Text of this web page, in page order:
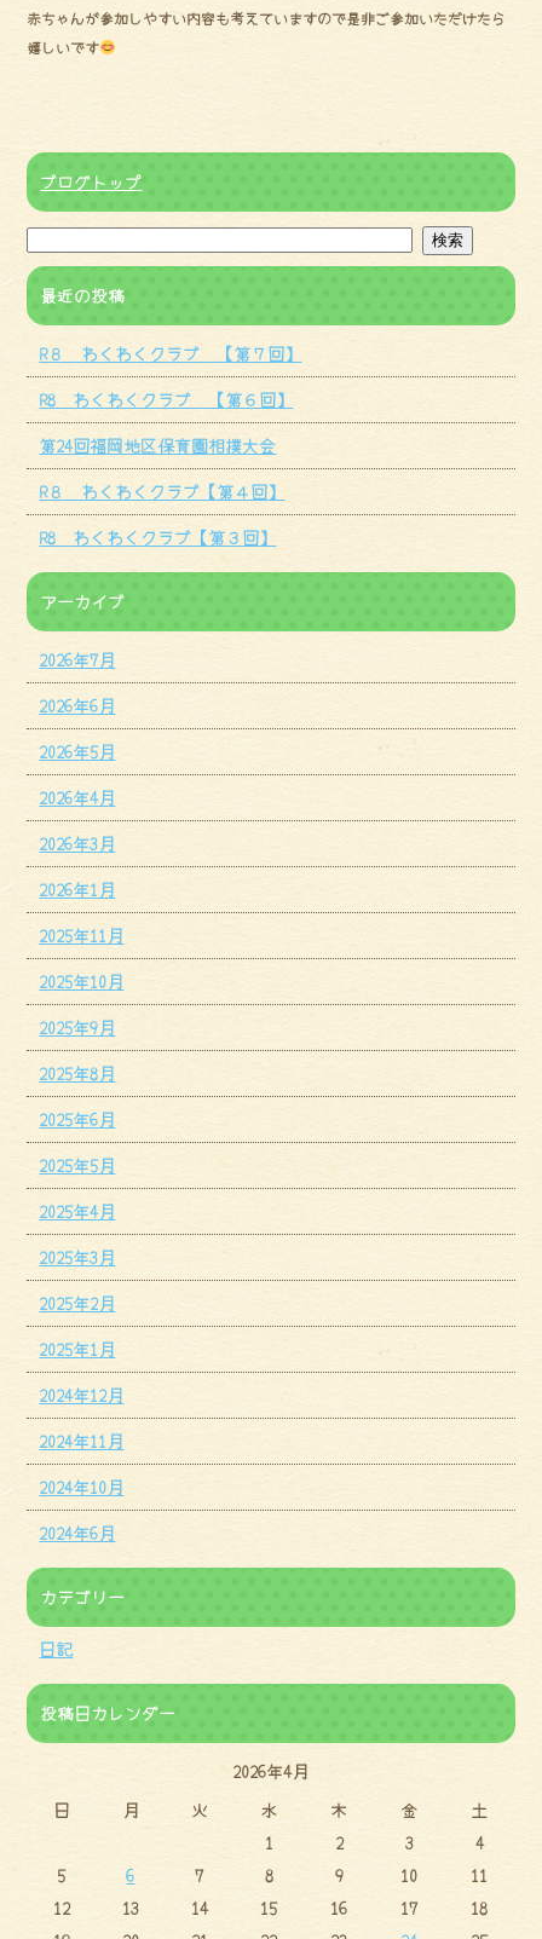
赤ちゃんが参加しやすい内容も考えていますので是非ご参加いただけたら
嬉しいです
ブログトップ
最近の投稿
R８ わくわくクラブ 【第７回】
R8 わくわくクラブ 【第６回】
第24回福岡地区保育園相撲大会
R８ わくわくクラブ【第４回】
R8 わくわくクラブ【第３回】
アーカイブ
2026年7月
2026年6月
2026年5月
2026年4月
2026年3月
2026年1月
2025年11月
2025年10月
2025年9月
2025年8月
2025年6月
2025年5月
2025年4月
2025年3月
2025年2月
2025年1月
2024年12月
2024年11月
2024年10月
2024年6月
カテゴリー
日記
投稿日カレンダー
2026年4月
日
月 火 水 木 金
土
1
2 3
4
5
6 7 8 9 10
11
12
13 14 15 16 17
18